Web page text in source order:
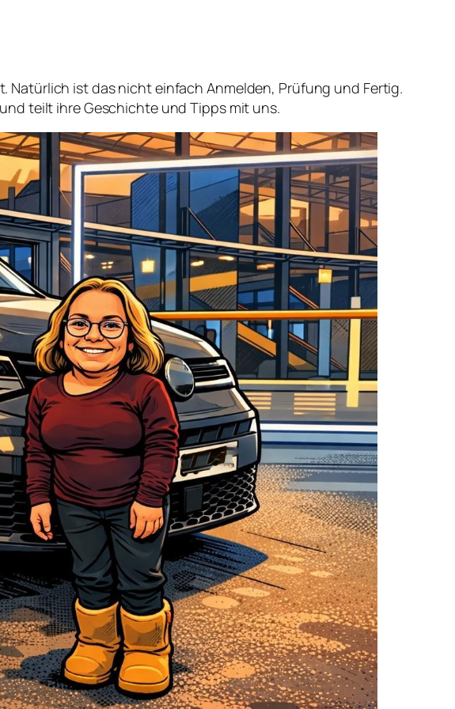
Natürlich ist das nicht einfach Anmelden, Prüfung und Fertig.
teilt ihre Geschichte und Tipps mit uns.